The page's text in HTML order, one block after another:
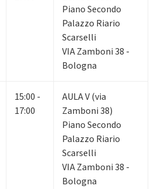
Piano Secondo
Palazzo Riario
Scarselli
VIA Zamboni 38 -
Bologna
15:00 -
17:00
AULA V (via
Zamboni 38)
Piano Secondo
Palazzo Riario
Scarselli
VIA Zamboni 38 -
Bologna